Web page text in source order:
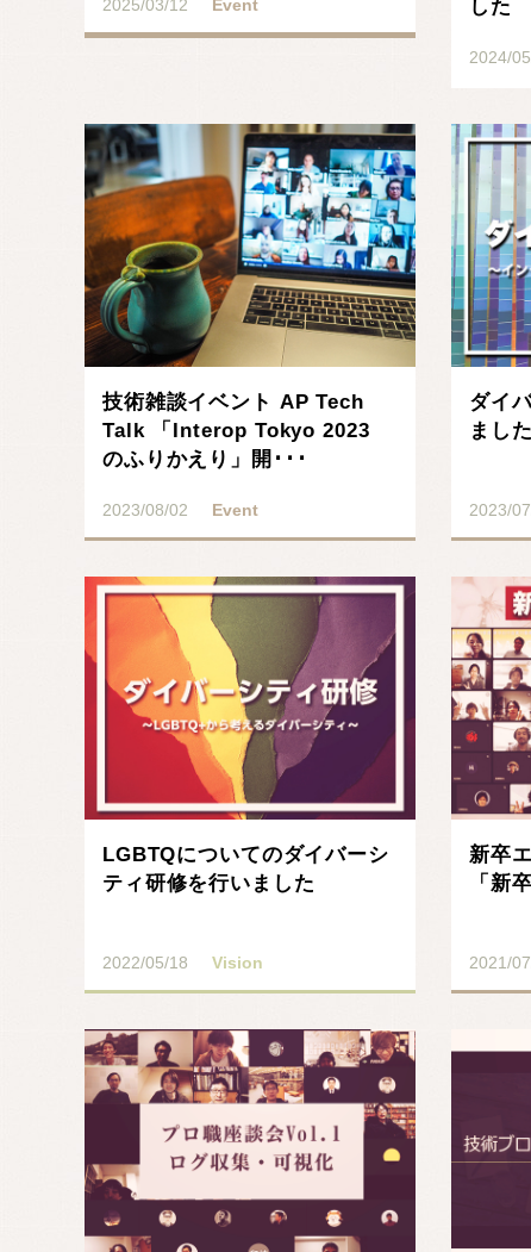
2025/03/12 Event
した
2024/
技術雑談イベント AP Tech
Talk 「Interop Tokyo 2023
のふりかえり」開･･･
2023/08/02 Event
ダイ
ました
2023/
LGBTQについてのダイバーシ
ティ研修を行いました
2022/05/18 Vision
新卒
「新
2021/